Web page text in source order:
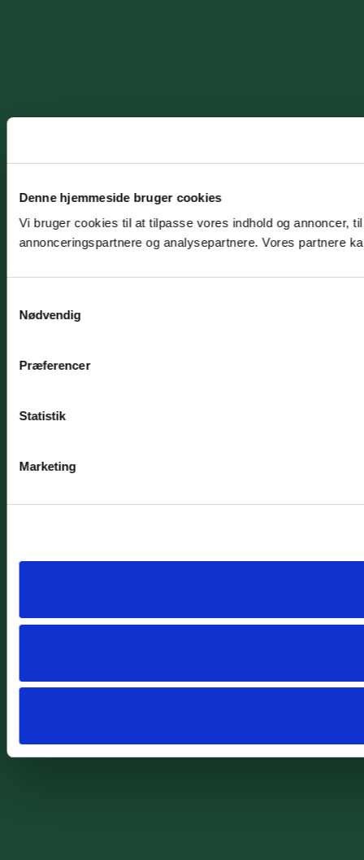
Denne hjemmeside bruger cookies
Vi bruger cookies til at tilpasse vores indhold og annoncer,
annonceringspartnere og analysepartnere. Vores partnere
Nødvendig
Præferencer
Statistik
Marketing